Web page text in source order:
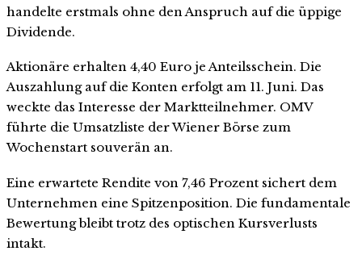
handelte erstmals ohne den Anspruch auf die üppige
Dividende.
Aktionäre erhalten 4,40 Euro je Anteilsschein. Die
Auszahlung auf die Konten erfolgt am 11. Juni. Das
weckte das Interesse der Marktteilnehmer. OMV
führte die Umsatzliste der Wiener Börse zum
Wochenstart souverän an.
Eine erwartete Rendite von 7,46 Prozent sichert dem
Unternehmen eine Spitzenposition. Die fundamentale
Bewertung bleibt trotz des optischen Kursverlusts
intakt.